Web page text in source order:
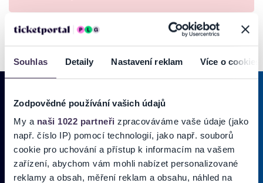
Souhlas Detaily Nastavení reklam Více o cookies
Zodpovědné používání vašich údajů
My a naši 1022 partneři zpracováváme vaše údaje (jako
např. číslo IP) pomocí technologií, jako např. souborů
cookie pro uchování a přístup k informacím na vašem
zařízení, abychom vám mohli nabízet personalizované
reklamy a obsah, měření reklam a obsahu, náhled na
PRIHLÁSIŤ SA KODBERU NOVINIEK
Pridajte sa do zoznamu odberateľov a doručte si najnovšie špeciálne
ponuky priamo do doručenej pošty.